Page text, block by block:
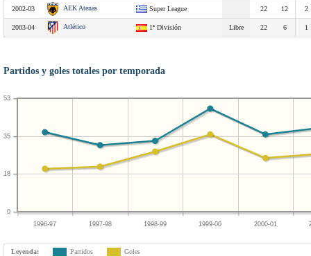
2002-03 AEK Atenas Super League 22 12 2
2003-04 Atlético 1ª División Libre 22 6 1
Partidos y goles totales por temporada
1996-97 1997-98 1998-99 1999-00 2000-01
0
18
35
53
Leyenda: Partidos Goles